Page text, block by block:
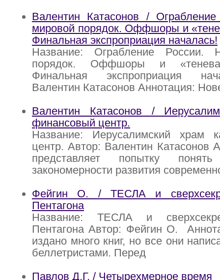
Валентин Катасонов /
мировой порядок. Оффшоры и
Финальная экспроприация началась!
Название: Ограбление России.
порядок. Оффшоры и
Финальная экспроприация
Валентин Катасонов Аннотация:
Валентин Катасонов /
финансовый центр.
Название: Иерусалимский храм
центр. Автор: Валентин Катасонов
представляет попытку
закономерности развития
Фейгин О. / ТЕСЛА и
Пентагона
Название: ТЕСЛА и
Пентагона Автор: Фейгин О.
издано много книг, но все они
беллетристами. Перед
Павлов Д.Г. / Четырехмерное время